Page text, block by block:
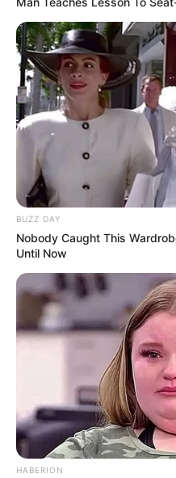
BUZZ DAY
Nobody Caught This
Until Now
HABERION